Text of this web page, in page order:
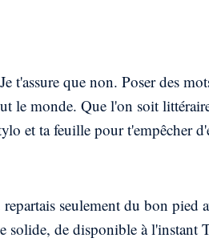
t'assure que non. Poser des
le monde. Que l'on soit
et ta feuille pour t'empêcher
seulement du bon pied
de disponible à l'instant